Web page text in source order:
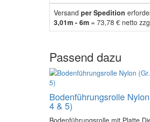
Versand per Spedition
3,01m - 6m = 73,78 € netto
Passend dazu
Bodenführungsrolle
4 & 5)